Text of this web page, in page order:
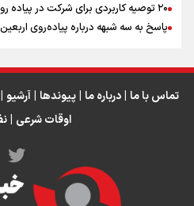
عراق۲۰ توصیه کاربردی برای شرکت در پیاده روی اربعین ۱۴۰۵
پاسخ به سه‌ شبهه درباره پیاده‌روی اربعین
تماس با ما | درباره ما | پیوندها | آرشیو |
اوقات شرعی |